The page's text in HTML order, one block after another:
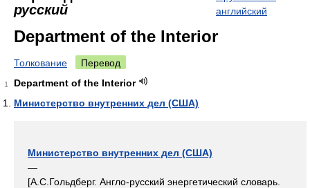
русский
английский
Department of the Interior
Толкование Перевод
1
Department of the Interior
Министерство внутренних дел (США)
Министерство внутренних дел (США)
—
[А.С.Гольдберг. Англо-русский энергетический словарь.